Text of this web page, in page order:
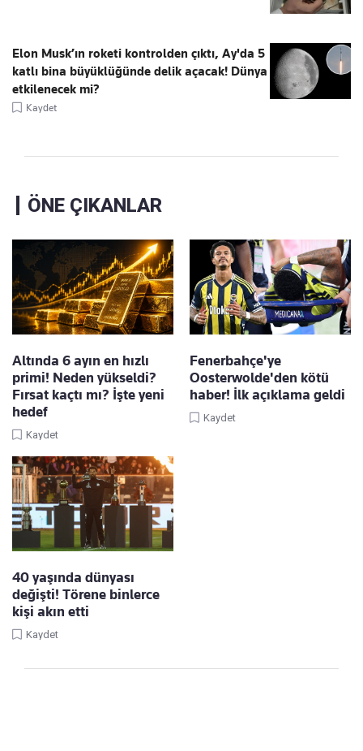
Elon Musk’ın roketi kontrolden çıktı, Ay'da 5
katlı bina büyüklüğünde delik açacak! Dünya
etkilenecek mi?
Kaydet
ÖNE ÇIKANLAR
Altında 6 ayın en hızlı
primi! Neden yükseldi?
Fırsat kaçtı mı? İşte yeni
hedef
Kaydet
Fenerbahçe'ye
Oosterwolde'den kötü
haber! İlk açıklama geldi
Kaydet
40 yaşında dünyası
değişti! Törene binlerce
kişi akın etti
Kaydet